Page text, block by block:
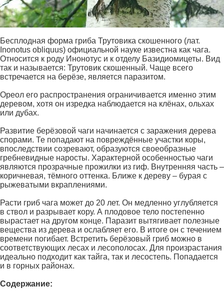
Бесплодная форма гриба Трутовика скошенного (лат.
Inonotus obliquus) официальной науке известна как чага.
Относится к роду Инонотус и к отделу Базидиомицеты. Вид
так и называется: Трутовик скошенный. Чаще всего
встречается на берёзе, является паразитом.
Ореол его распространения ограничивается именно этим
деревом, хотя он изредка наблюдается на клёнах, ольхах
или дубах.
Развитие берёзовой чаги начинается с заражения дерева
спорами. Те попадают на повреждённые участки коры,
впоследствии созревают, образуются своеобразные
гребневидные наросты. Характерной особенностью чаги
являются прозрачные прожилки из гиф. Внутренняя часть –
коричневая, тёмного оттенка. Ближе к дереву – бурая с
рыжеватыми вкраплениями.
Расти гриб чага может до 20 лет. Он медленно углубляется
в ствол и разрывает кору. А плодовое тело постепенно
вырастает на другом конце. Паразит вытягивает полезные
вещества из дерева и ослабляет его. В итоге он с течением
времени погибает. Встретить берёзовый гриб можно в
соответствующих лесах и лесополосах. Для произрастания
идеально подходит как тайга, так и лесостепь. Попадается
и в горных районах.
Содержание: